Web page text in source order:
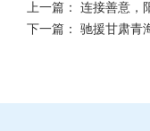
上一篇： 连接善意，
下一篇： 驰援甘肃青海！